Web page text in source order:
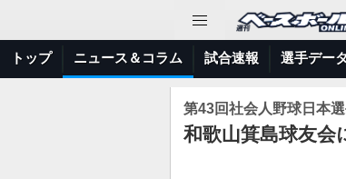
トップ ニュース＆コラム 試合速報 選手データ
第43回社会人野球日本
和歌山箕島球友会